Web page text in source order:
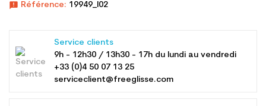
announcement Référence: 19949_l02
Service clients
9h - 12h30 / 13h30 - 17h du lundi au vendredi
+33 (0)4 50 07 13 25
serviceclient@freeglisse.com